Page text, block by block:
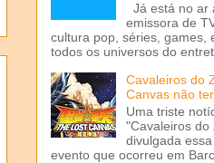
Já está no ar
emissora de
cultura pop, séries, games,
todos os universos do
Cavaleiros do
Canvas não
Uma triste
"Cavaleiros do
divulgada
evento que ocorreu em